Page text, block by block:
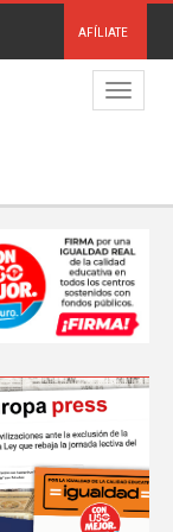
AFÍLIATE
Menú